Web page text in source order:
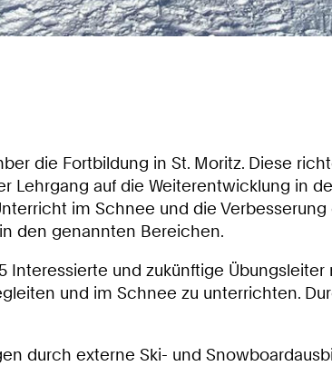
die Fortbildung in St. Moritz. Diese
Lehrgang auf die Weiterentwicklung in
im Schnee und die
den genannten Bereichen.
Interessierte und zukünftige
und im Schnee zu unterrichten.
durch externe Ski- und